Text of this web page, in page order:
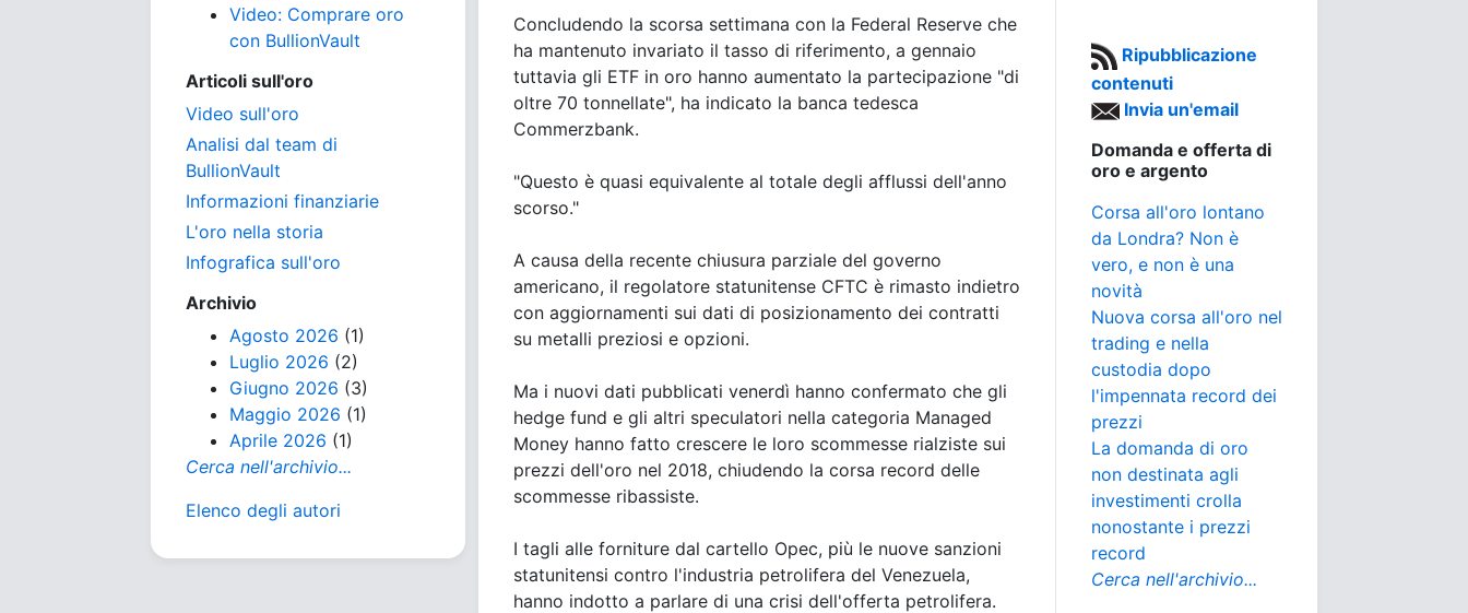
Video: Comprare oro
con BullionVault
Articoli sull'oro
Video sull'oro
Analisi dal team di
BullionVault
Informazioni finanziarie
L'oro nella storia
Infografica sull'oro
Archivio
Agosto 2026 (1)
Luglio 2026 (2)
Giugno 2026 (3)
Maggio 2026 (1)
Aprile 2026 (1)
Cerca nell'archivio...
Elenco degli autori
Concludendo la scorsa settimana con la Federal Reserve che
ha mantenuto invariato il tasso di riferimento, a gennaio
tuttavia gli ETF in oro hanno aumentato la partecipazione "di
oltre 70 tonnellate", ha indicato la banca tedesca
Commerzbank.
"Questo è quasi equivalente al totale degli afflussi dell'anno
scorso."
A causa della recente chiusura parziale del governo
americano, il regolatore statunitense CFTC è rimasto indietro
con aggiornamenti sui dati di posizionamento dei contratti
su metalli preziosi e opzioni.
Ma i nuovi dati pubblicati venerdì hanno confermato che gli
hedge fund e gli altri speculatori nella categoria Managed
Money hanno fatto crescere le loro scommesse rialziste sui
prezzi dell'oro nel 2018, chiudendo la corsa record delle
scommesse ribassiste.
I tagli alle forniture dal cartello Opec, più le nuove sanzioni
statunitensi contro l'industria petrolifera del Venezuela,
hanno indotto a parlare di una crisi dell'offerta petrolifera.
Ripubblicazione
contenuti
Invia un'email
Domanda e offerta di
oro e argento
Corsa all'oro lontano
da Londra? Non è
vero, e non è una
novità
Nuova corsa all'oro nel
trading e nella
custodia dopo
l'impennata record dei
prezzi
La domanda di oro
non destinata agli
investimenti crolla
nonostante i prezzi
record
Cerca nell'archivio...